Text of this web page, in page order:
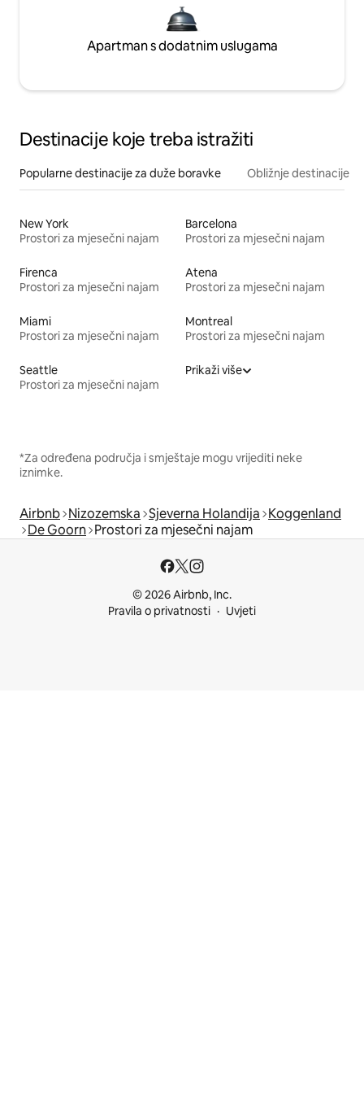
Apartman s dodatnim uslugama
Destinacije koje treba istražiti
Popularne destinacije za duže boravke Obližnje destinacije
New York
Prostori za mjesečni najam
Barcelona
Prostori za mjesečni najam
Firenca
Prostori za mjesečni najam
Atena
Prostori za mjesečni najam
Miami
Prostori za mjesečni najam
Montreal
Prostori za mjesečni najam
Seattle
Prostori za mjesečni najam
Prikaži više
*Za određena područja i smještaje mogu vrijediti neke
iznimke.
Airbnb Nizozemska Sjeverna Holandija Koggenland
De Goorn Prostori za mjesečni najam
© 2026 Airbnb, Inc.
Pravila o privatnosti
Uvjeti